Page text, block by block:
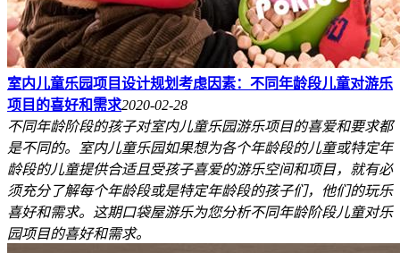
室内儿童乐园项目设计规划考虑因素：不同年龄段儿童对游乐
项目的喜好和需求2020-02-28
不同年龄阶段的孩子对室内儿童乐园游乐项目的喜爱和要求都
是不同的。室内儿童乐园如果想为各个年龄段的儿童或特定年
龄段的儿童提供合适且受孩子喜爱的游乐空间和项目，就有必
须充分了解每个年龄段或是特定年龄段的孩子们，他们的玩乐
喜好和需求。这期口袋屋游乐为您分析不同年龄阶段儿童对乐
园项目的喜好和需求。